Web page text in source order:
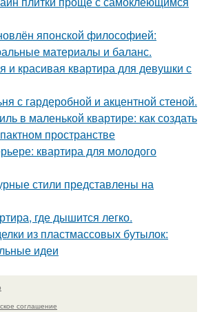
японской философией:
материалы и баланс.
и красивая квартира для девушки с
с гардеробной и акцентной стеной.
в маленькой квартире: как создать
пространстве
квартира для молодого
стили представлены на
где дышится легко.
из пластмассовых бутылок:
идеи
соглашение